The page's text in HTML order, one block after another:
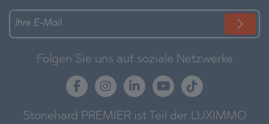
Folgen Sie uns auf soziale Netzwerke
Stonehard PREMIER ist Teil der LUXIMMO